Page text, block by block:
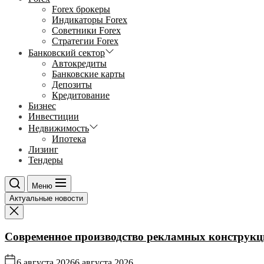
Forex брокеры
Индикаторы Forex
Советники Forex
Стратегии Forex
Банковский сектор
Автокредиты
Банковские карты
Депозиты
Кредитование
Бизнес
Инвестиции
Недвижимость
Ипотека
Лизинг
Тендеры
Меню
Актуальные новости
Современное производство рекламных